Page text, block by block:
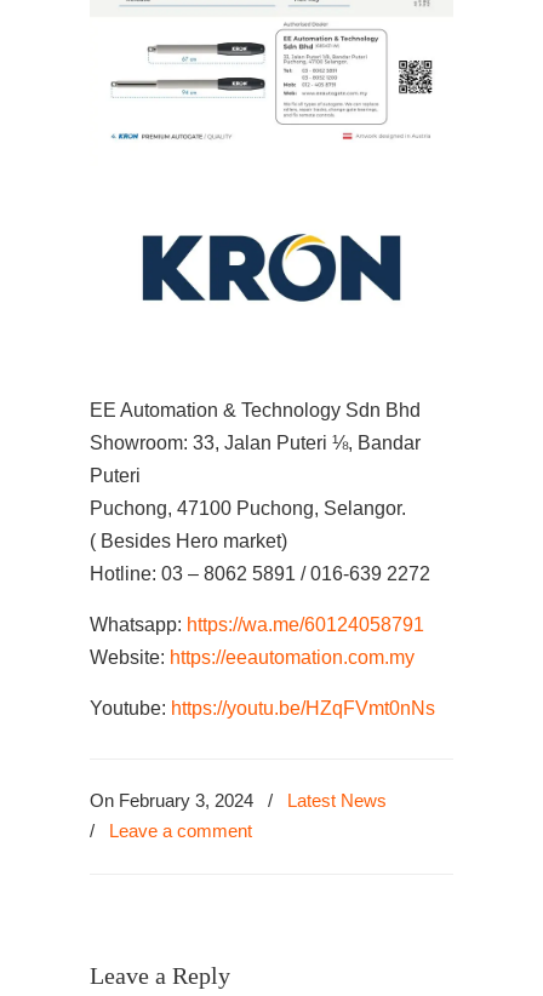
EE Automation & Technology Sdn Bhd
Showroom: 33, Jalan Puteri ⅛, Bandar
Puteri
Puchong, 47100 Puchong, Selangor.
( Besides Hero market)
Hotline: 03 – 8062 5891 / 016-639 2272
Whatsapp: https://wa.me/60124058791
Website: https://eeautomation.com.my
Youtube: https://youtu.be/HZqFVmt0nNs
On February 3, 2024 /
Latest News
/ Leave a comment
Leave a Reply